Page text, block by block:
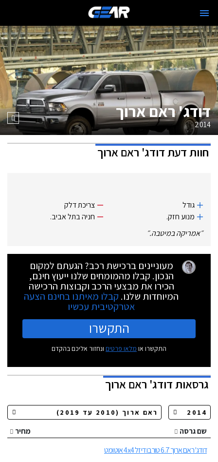
דודג' ראם ארוך
2014
חוות דעתדודג' ראם ארוך
גודל
מנוע חזק.
צריכת דלק
חניה בתל אביב.
״אמריקה במיטבה.״
מעוניינים ברכישת רכב? הגעתם למקום
הנכון. קבלו מהמומחים שלנו ייעוץ חינם,
הכירו את מבצעי הרכב וקבוצות הרכישה
המיוחדות שלנו. קבלו מאיתנו בחינם הצעה
אטרקטיבית עכשיו
התקשרו
התקשרו או מלאו פרטים ונחזור אליכם בהקדם
גרסאותדודג' ראם ארוך
שם גרסה
מחיר
דודג' ראם ארוך 6.7 טורבו דיזל 4x4 אוטומט